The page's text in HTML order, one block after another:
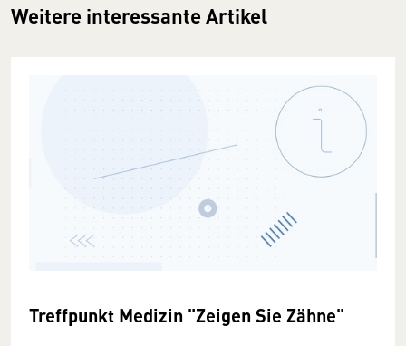
Weitere interessante Artikel
Treffpunkt Medizin "Zeigen Sie Zähne"